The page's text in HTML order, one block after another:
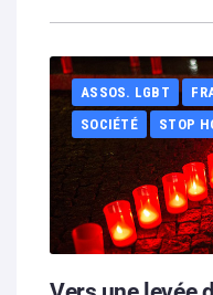
ASSOS. LGBT
SOCIÉTÉ
STOP